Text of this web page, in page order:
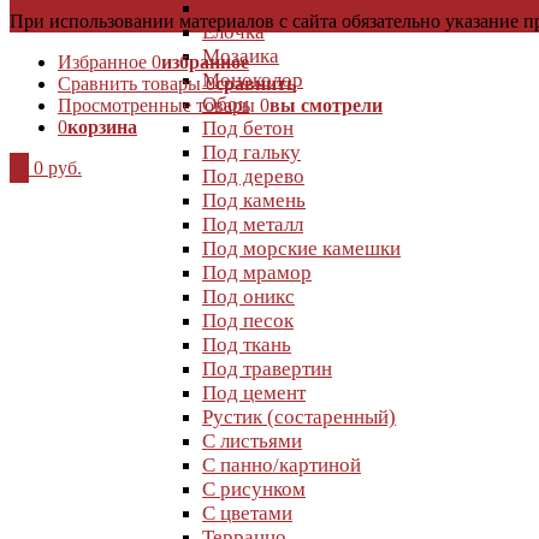
Елочка
Мозаика
Моноколор
Обои
Под бетон
Под гальку
Под дерево
Под камень
Под металл
Под морские камешки
Под мрамор
Под оникс
Под песок
Под ткань
Под травертин
Под цемент
Рустик (состаренный)
С листьями
С панно/картиной
С рисунком
С цветами
При использовании материалов с сайта обязательно указание
Избранное 0избранное
Сравнить товары 0сравнить
Просмотренные товары 0вы смотрели
0корзина
0 руб.